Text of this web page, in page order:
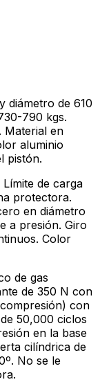
diámetro de 610
790 kgs.
Material en
aluminio
pistón.
de carga
protectora.
en diámetro
a presión. Giro
Color
de gas
de 350 N con
con
50,000 ciclos
en la base
cilíndrica de
No se le